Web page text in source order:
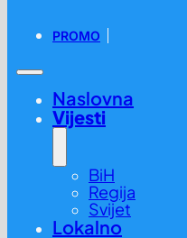
PROMO
Naslovna
Vijesti
BiH
Regija
Svijet
Lokalno